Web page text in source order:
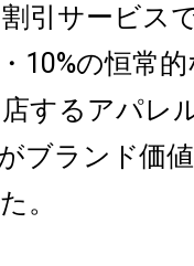
引サービス
10%の恒常
するアパレ
ブランド価
。